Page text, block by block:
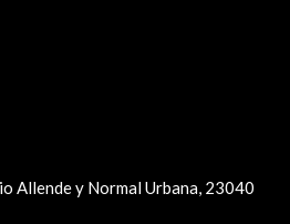
Allende y Normal Urbana, 23040